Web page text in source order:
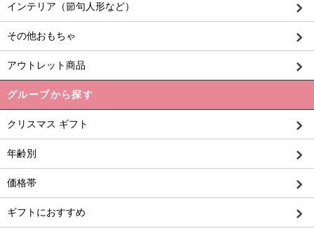
インテリア（節句人形など）
その他おもちゃ
アウトレット商品
グループから探す
クリスマス ギフト
年齢別
価格帯
ギフトにおすすめ